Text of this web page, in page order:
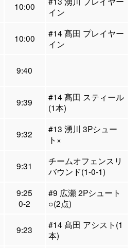
10:00
イン
10:00
#14 髙田 プレイヤー
イン
9:40
9:39
#14 髙田 スティール
(1本)
9:32
#13 湧川 3Pシュー
ト×
9:31
チームオフェンスリ
バウンド(1-0-1)
9:25
0-2
#9 広瀬 2Pシュート
○(2点)
9:23
#14 髙田 アシスト(1
本)